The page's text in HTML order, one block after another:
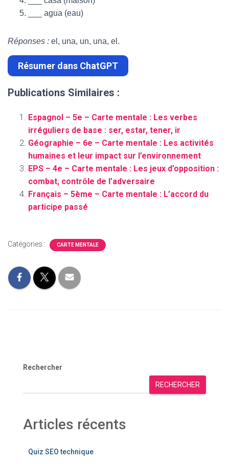
___ agua (eau)
Réponses : el, una, un, una, el.
Résumer dans ChatGPT
Publications Similaires :
Espagnol – 5e – Carte mentale : Les verbes
irréguliers de base : ser, estar, tener, ir
Géographie – 6e – Carte mentale : Les activités
humaines et leur impact sur l’environnement
EPS – 4e – Carte mentale : Les jeux d’opposition :
combat, contrôle de l’adversaire
Français – 5ème – Carte mentale : L’accord du
participe passé
Catégories : CARTE MENTALE
Rechercher
RECHERCHER
Articles récents
Quiz SEO technique